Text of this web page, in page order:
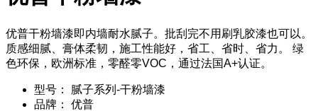
优普干粉墙漆即内墙耐水腻子。批刮完不用刷乳胶漆也可以。
质感细腻、膏体柔韧，施工性能好，省工、省时、省力。 绿
色环保，欧洲标准，零醛零VOC，通过法国A+认证。
型号：
腻子系列-干粉墙漆
品牌：
优普